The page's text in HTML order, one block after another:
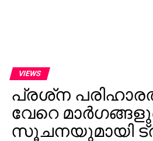
VIEWS
പ്രശ്‌ന
വേറെ
സൂചനയുമായി